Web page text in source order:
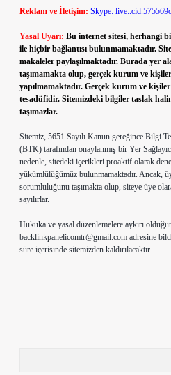
Reklam ve İletişim: Skype:
Yasal Uyarı: Bu internet sitesi, herhangi
ile hiçbir bağlantısı bulunmamaktadır.
makaleler paylaşılmaktadır. Burada yer
taşımamakta olup, gerçek kurum ve
yapılmamaktadır. Gerçek kurum ve
tesadüfidir. Sitemizdeki bilgiler taslak
taşımazlar.
Sitemiz, 5651 Sayılı Kanun gereğince Bilgi
(BTK) tarafından onaylanmış bir Yer
nedenle, sitedeki içerikleri proaktif olarak
yükümlülüğümüz bulunmamaktadır. Ancak,
sorumluluğunu taşımakta olup, siteye üye
sayılırlar.
Hukuka ve yasal düzenlemelere aykırı
backlinkpanelicomtr@gmail.com adresine
süre içerisinde sitemizden kaldırılacaktır.